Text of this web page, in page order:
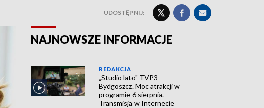
UDOSTĘPNIJ:
NAJNOWSZE INFORMACJE
REDAKCJA
„Studio lato" TVP3
Bydgoszcz. Moc atrakcji w
programie 6 sierpnia.
Transmisja w Internecie